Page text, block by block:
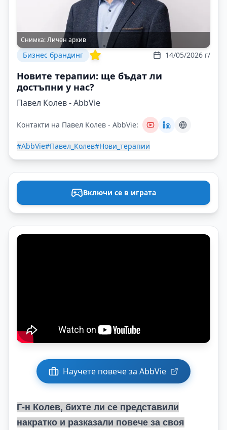
Снимка:Личен архив
Бизнес брандинг 14/05/2026 г/
Новите терапии: ще бъдат ли
достъпни у нас?
Павел Колев - AbbVie
Контакти на Павел Колев - AbbVie:
#AbbVie#Павел_Колев#Нови_терапии
Включи се в играта
Научете повече за AbbVie
Г-н Колев, бихте ли се представили
накратко и разказали повече за своя